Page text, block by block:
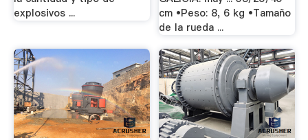
explosivos ...
cm •Peso: 8, 6 kg •Tamaño
de la rueda ...